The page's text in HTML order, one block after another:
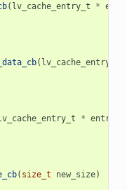
( lv_cache_entry_t *
( lv_cache_entry_t
* entry
( size_t new_size)